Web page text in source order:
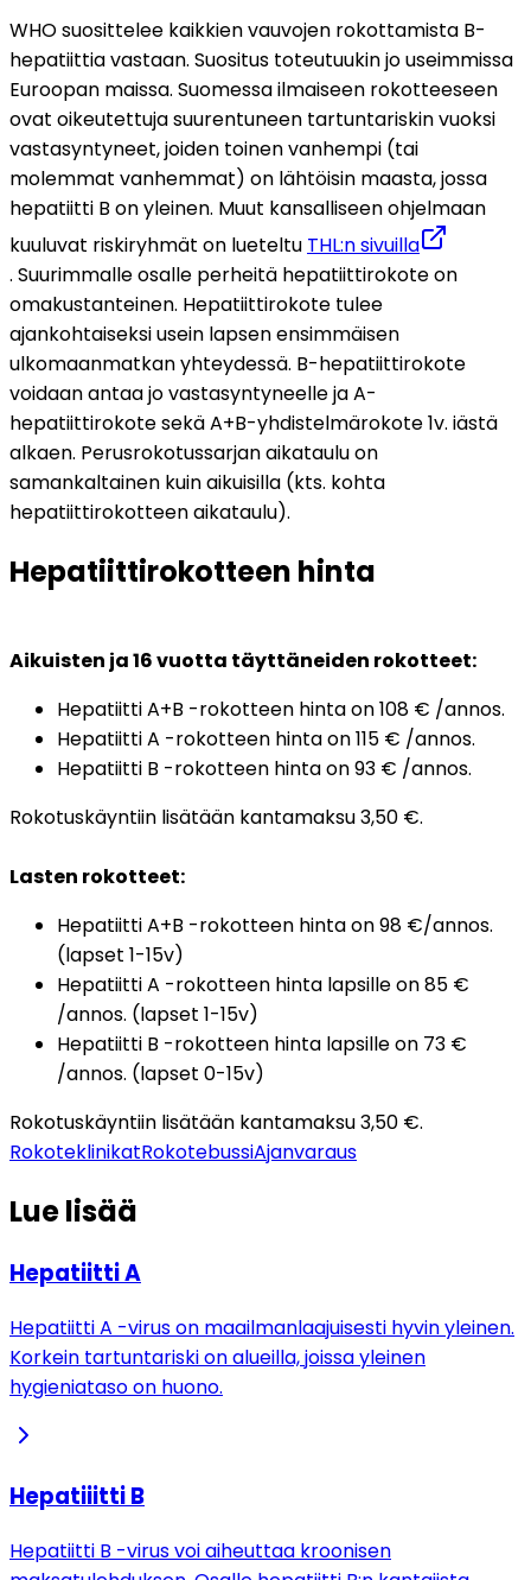
WHO suosittelee kaikkien vauvojen rokottamista B-
hepatiittia vastaan. Suositus toteutuukin jo useimmissa
Euroopan maissa. Suomessa ilmaiseen rokotteeseen
ovat oikeutettuja suurentuneen tartuntariskin vuoksi
vastasyntyneet, joiden toinen vanhempi (tai
molemmat vanhemmat) on lähtöisin maasta, jossa
hepatiitti B on yleinen. Muut kansalliseen ohjelmaan
kuuluvat riskiryhmät on lueteltu THL:n sivuilla
. Suurimmalle osalle perheitä hepatiittirokote on
omakustanteinen. Hepatiittirokote tulee
ajankohtaiseksi usein lapsen ensimmäisen
ulkomaanmatkan yhteydessä. B-hepatiittirokote
voidaan antaa jo vastasyntyneelle ja A-
hepatiittirokote sekä A+B-yhdistelmärokote 1v. iästä
alkaen. Perusrokotussarjan aikataulu on
samankaltainen kuin aikuisilla (kts. kohta
hepatiittirokotteen aikataulu).
Hepatiittirokotteen hinta
Aikuisten ja 16 vuotta täyttäneiden rokotteet:
Hepatiitti A+B -rokotteen hinta on 108 € /annos.
Hepatiitti A -rokotteen hinta on 115 € /annos.
Hepatiitti B -rokotteen hinta on 93 € /annos.
Rokotuskäyntiin lisätään kantamaksu 3,50 €.
Lasten rokotteet:
Hepatiitti A+B -rokotteen hinta on 98 €/annos.
(lapset 1-15v)
Hepatiitti A -rokotteen hinta lapsille on 85 €
/annos. (lapset 1-15v)
Hepatiitti B -rokotteen hinta lapsille on 73 €
/annos. (lapset 0-15v)
Rokotuskäyntiin lisätään kantamaksu 3,50 €.
RokoteklinikatRokotebussiAjanvaraus
Lue lisää
Hepatiitti A
Hepatiitti A -virus on maailmanlaajuisesti hyvin yleinen.
Korkein tartuntariski on alueilla, joissa yleinen
hygieniataso on huono.
Hepatiiitti B
Hepatiitti B -virus voi aiheuttaa kroonisen